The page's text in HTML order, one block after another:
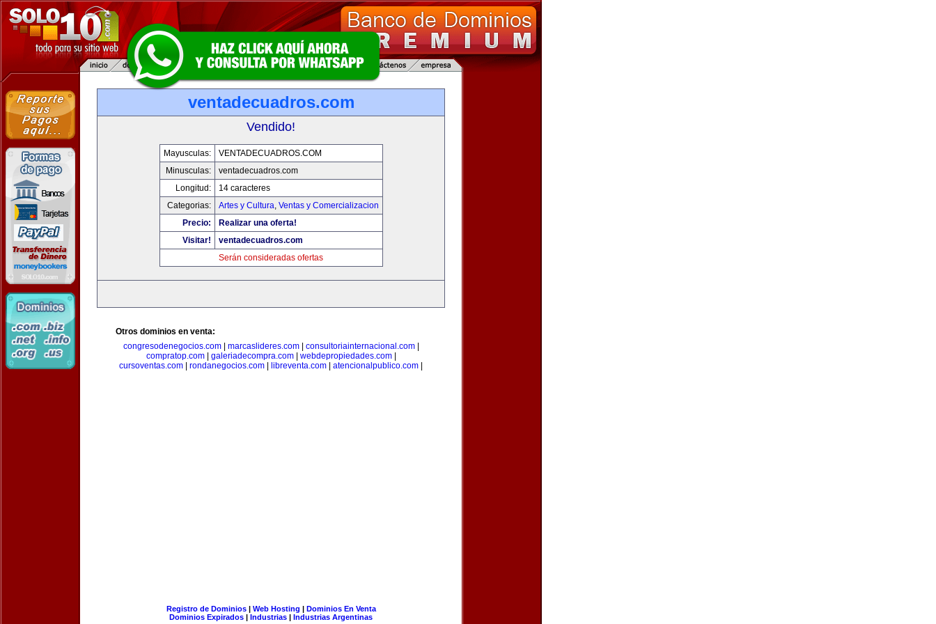
ventadecuadros.com
Vendido!
Mayusculas:
VENTADECUADROS.COM
Minusculas:
ventadecuadros.com
Longitud:
14 caracteres
Categorias:
Artes y Cultura, Ventas y Comercializacion
Precio:
Realizar una oferta!
Visitar!
ventadecuadros.com
Serán consideradas ofertas
Otros dominios en venta:
congresodenegocios.com| marcaslideres.com| consultoriainternacional.com|
compratop.com| galeriadecompra.com| webdepropiedades.com|
cursoventas.com
rondanegocios.com libreventa.com atencionalpublico.com
Registro de Dominios| Web Hosting | Dominios En Venta
Dominios Expirados | Industrias | Industrias Argentinas